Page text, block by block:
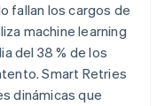
fallan los cargos de
machine learning
del 38 % de los
Smart Retries
dinámicas que